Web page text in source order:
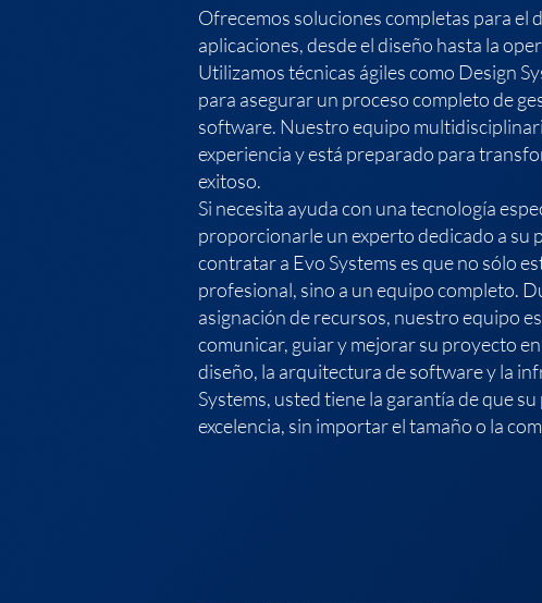
Ofrecemos soluciones completas para el
aplicaciones, desde el diseño hasta la
Utilizamos técnicas ágiles como Design
para asegurar un proceso completo de
software. Nuestro equipo
experiencia y está preparado para
exitoso.
Si necesita ayuda con una tecnología
proporcionarle un experto dedicado a su
contratar a Evo Systems es que no sólo
profesional, sino a un equipo completo.
asignación de recursos, nuestro equipo
comunicar, guiar y mejorar su proyecto
diseño, la arquitectura de software y la
Systems, usted tiene la garantía de que
excelencia, sin importar el tamaño o la